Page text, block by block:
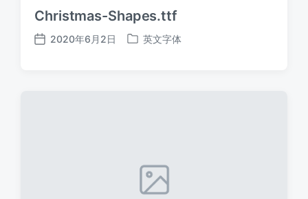
Christmas-Shapes.ttf
发
2020年6月2日
发
英文字体